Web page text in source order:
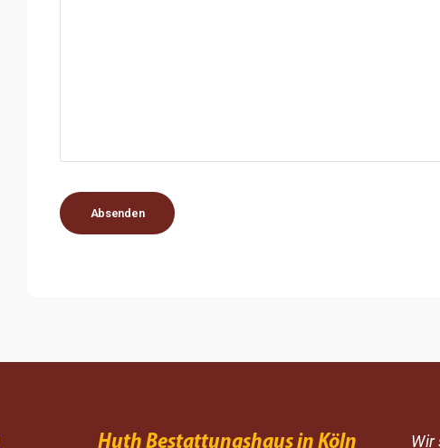
Absenden
Huth Bestattungshaus in Köln Wir